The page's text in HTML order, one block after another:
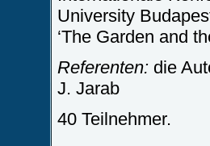
University
‘The Garden and
Referenten: die
J. Jarab
40 Teilnehmer.